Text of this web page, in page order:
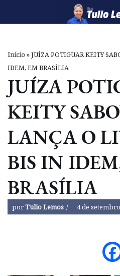
o
conteúdo
Início»JUÍZA POTIGUAR KEITY
IDEM, EM BRASÍLIA
JUÍZA
KEITY
LANÇA O
BIS IN
BRASÍLIA
porTulio Lemos 4 de